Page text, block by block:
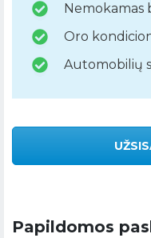
Nemokamas
Oro
Automobilių
Papildomos